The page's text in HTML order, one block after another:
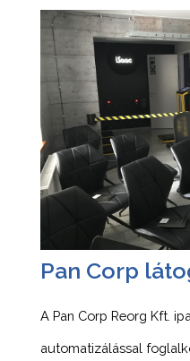
Pan Corp
A Pan Corp Reorg Kft.
automatizálással